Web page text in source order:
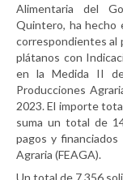
Alimentaria del
Quintero, ha hecho
correspondientes al
plátanos con
en la Medida II
Producciones
2023. El importe
suma un total de
pagos y
Agraria (FEAGA).
Un total de 7.356